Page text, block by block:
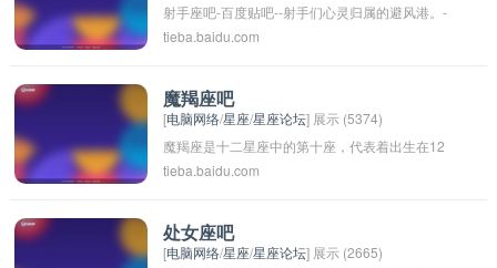
想。双鱼座的人喜欢追求理想和幸福，注重内心
的感受和直觉，对待生活充满着美好的幻想和希
射手座吧-百度贴吧--射手们心灵归属的避风港。-
-本吧是各位射手宝贝的集中营，主要特色是分析
问题。我们以为射手宝贝建立一个和谐美好的大
家庭为宗旨，希望射手宝贝们能开心交流。
tieba.baidu.com
魔羯座吧
[电脑网络/星座/星座论坛] 展示 (5374)
魔羯座是十二星座中的第十座，代表着出生在12
月22日至1月19日之间的人。魔羯座的人通常认
们勤劳努力，追求稳定和成功，对于现实和现实
生活有着强烈的责任感。魔羯座的人有时会显得
tieba.baidu.com
处女座吧
[电脑网络/星座/星座论坛] 展示 (2665)